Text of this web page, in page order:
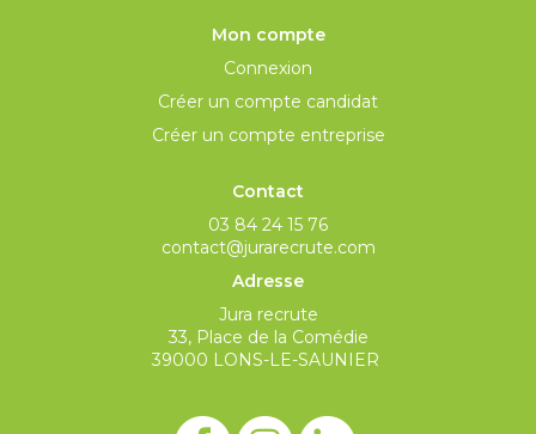
Mon compte
Connexion
Créer un compte candidat
Créer un compte entreprise
Contact
03 84 24 15 76
contact@jurarecrute.com
Adresse
Jura recrute
33, Place de la Comédie
39000 LONS-LE-SAUNIER